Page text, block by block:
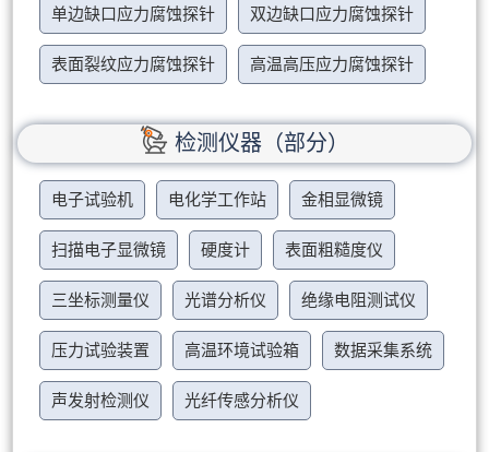
单边缺口应力腐蚀探针 双边缺口应力腐蚀探针
表面裂纹应力腐蚀探针 高温高压应力腐蚀探针
检测仪器（部分）
电子试验机 电化学工作站 金相显微镜
扫描电子显微镜 硬度计 表面粗糙度仪
三坐标测量仪 光谱分析仪 绝缘电阻测试仪
压力试验装置 高温环境试验箱 数据采集系统
声发射检测仪 光纤传感分析仪